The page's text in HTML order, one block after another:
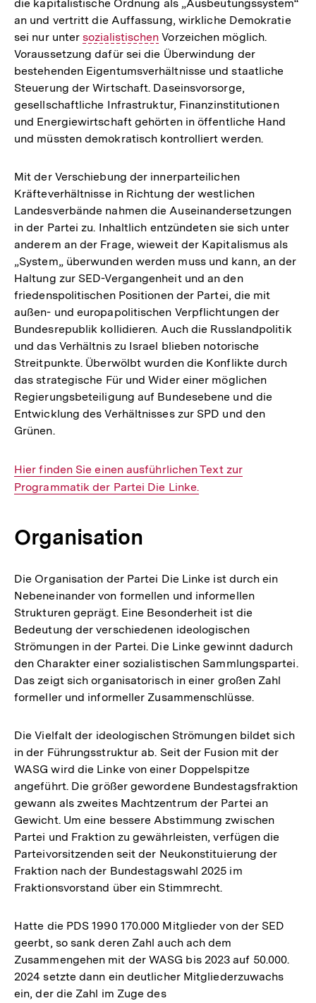
die kapitalistische Ordnung als „Ausbeutungssystem“
an und vertritt die Auffassung, wirkliche Demokratie
sei nur untersozialistischen
(Begriffserklärung)
Vorzeichen möglich.
Voraussetzung dafür sei die Überwindung der
bestehenden Eigentumsverhältnisse und staatliche
Steuerung der Wirtschaft. Daseinsvorsorge,
gesellschaftliche Infrastruktur, Finanzinstitutionen
und Energiewirtschaft gehörten in öffentliche Hand
und müssten demokratisch kontrolliert werden.
Mit der Verschiebung der innerparteilichen
Kräfteverhältnisse in Richtung der westlichen
Landesverbände nahmen die Auseinandersetzungen
in der Partei zu. Inhaltlich entzündeten sie sich unter
anderem an der Frage, wieweit der Kapitalismus als
„System„ überwunden werden muss und kann, an der
Haltung zur SED-Vergangenheit und an den
friedenspolitischen Positionen der Partei, die mit
außen- und europapolitischen Verpflichtungen der
Bundesrepublik kollidieren. Auch die Russlandpolitik
und das Verhältnis zu Israel blieben notorische
Streitpunkte. Überwölbt wurden die Konflikte durch
das strategische Für und Wider einer möglichen
Regierungsbeteiligung auf Bundesebene und die
Entwicklung des Verhältnisses zur SPD und den
Grünen.
Interner
Link:
Hier finden Sie einen ausführlichen Text zur
Programmatik der Partei Die Linke.
Organisation
Die Organisation der Partei Die Linke ist durch ein
Nebeneinander von formellen und informellen
Strukturen geprägt. Eine Besonderheit ist die
Bedeutung der verschiedenen ideologischen
Strömungen in der Partei. Die Linke gewinnt dadurch
den Charakter einer sozialistischen Sammlungspartei.
Das zeigt sich organisatorisch in einer großen Zahl
formeller und informeller Zusammenschlüsse.
Die Vielfalt der ideologischen Strömungen bildet sich
in der Führungsstruktur ab. Seit der Fusion mit der
WASG wird die Linke von einer Doppelspitze
angeführt. Die größer gewordene Bundestagsfraktion
gewann als zweites Machtzentrum der Partei an
Gewicht. Um eine bessere Abstimmung zwischen
Partei und Fraktion zu gewährleisten, verfügen die
Parteivorsitzenden seit der Neukonstituierung der
Fraktion nach der Bundestagswahl 2025 im
Fraktionsvorstand über ein Stimmrecht.
Hatte die PDS 1990 170.000 Mitglieder von der SED
geerbt, so sank deren Zahl auch ach dem
Zusammengehen mit der WASG bis 2023 auf 50.000.
2024 setzte dann ein deutlicher Mitgliederzuwachs
ein, der die Zahl im Zuge des